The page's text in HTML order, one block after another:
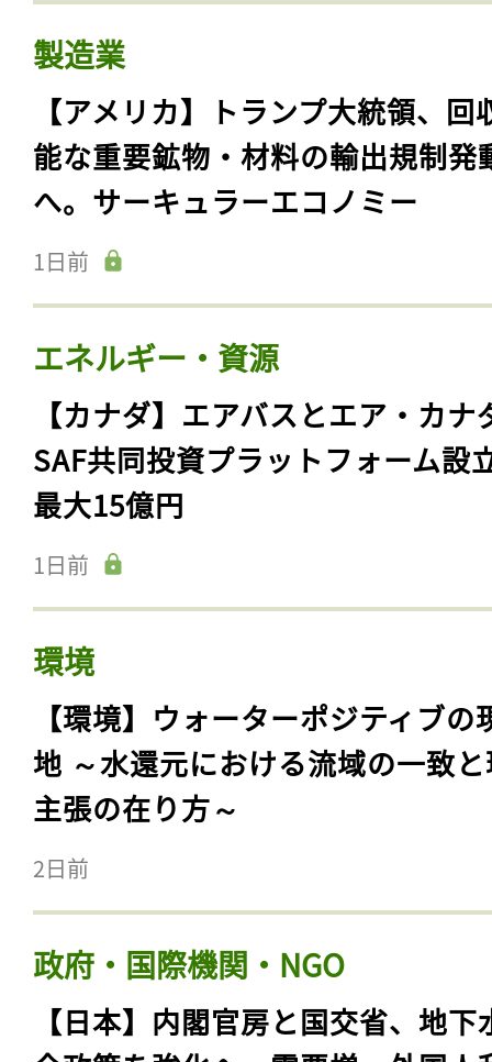
製造業
【アメリカ】トランプ大統領、回
能な重要鉱物・材料の輸出規制発
へ。サーキュラーエコノミー
1日前
エネルギー・資源
【カナダ】エアバスとエア・カナ
SAF共同投資プラットフォーム設
最大15億円
1日前
環境
【環境】ウォーターポジティブの
地 ～水還元における流域の一致
主張の在り方～
2日前
政府・国際機関・NGO
【日本】内閣官房と国交省、地下